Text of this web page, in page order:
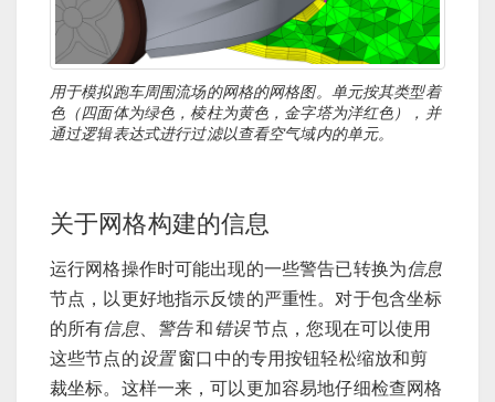
用于模拟跑车周围流场的网格的网格图。单元按其类型着
色（四面体为绿色，棱柱为黄色，金字塔为洋红色），并
通过逻辑表达式进行过滤以查看空气域内的单元。
关于网格构建的信息
运行网格操作时可能出现的一些警告已转换为信息
节点，以更好地指示反馈的严重性。对于包含坐标
的所有信息、 警告和错误节点，您现在可以使用
这些节点的设置窗口中的专用按钮轻松缩放和剪
裁坐标。这样一来，可以更加容易地仔细检查网格